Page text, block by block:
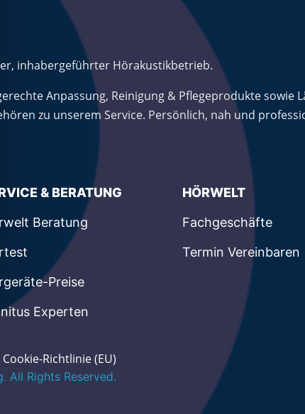
inhabergeführter Hörakustikbetrieb.
Anpassung, Reinigung & Pflegeprodukte sowie
zu unserem Service. Persönlich, nah und
& BERATUNG
Beratung
Preise
Experten
HÖRWELT
Fachgeschäfte
Termin Vereinbaren
Cookie-Richtlinie (EU)
Rights Reserved.